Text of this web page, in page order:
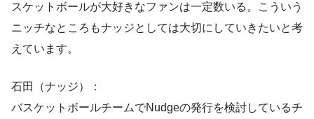
スケットボールが大好きなファンは一定数いる。こういう
ニッチなところもナッジとしては大切にしていきたいと考
えています。
石田（ナッジ）：
バスケットボールチームでNudgeの発行を検討しているチ